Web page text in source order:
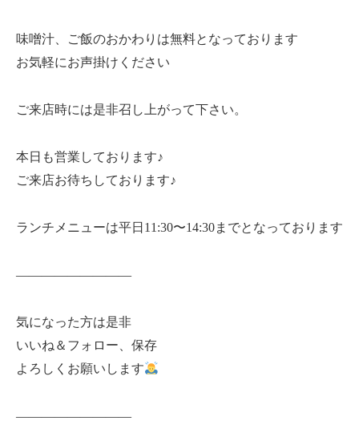
味噌汁、ご飯のおかわりは無料となっております
お気軽にお声掛けください
ご来店時には是非召し上がって下さい。
本日も営業しております♪
ご来店お待ちしております♪
ランチメニューは平日11:30〜14:30までとなっております
—————————
気になった方は是非
いいね＆フォロー、保存
よろしくお願いします
—————————